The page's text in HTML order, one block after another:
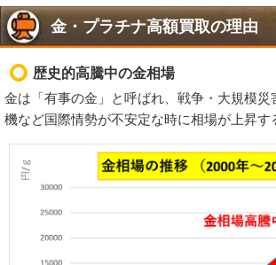
金・プラチナ高額買取の理由
歴史的高騰中の金相場
金は「有事の金」と呼ばれ、戦争・大規模災
機など国際情勢が不安定な時に相場が上昇す